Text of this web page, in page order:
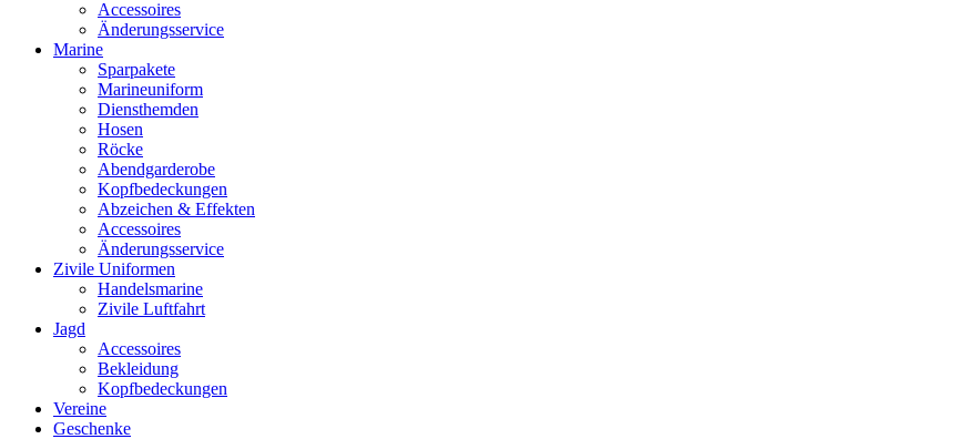
Accessoires
Änderungsservice
Marine
Sparpakete
Marineuniform
Diensthemden
Hosen
Röcke
Abendgarderobe
Kopfbedeckungen
Abzeichen & Effekten
Accessoires
Änderungsservice
Zivile Uniformen
Handelsmarine
Zivile Luftfahrt
Jagd
Accessoires
Bekleidung
Kopfbedeckungen
Vereine
Geschenke